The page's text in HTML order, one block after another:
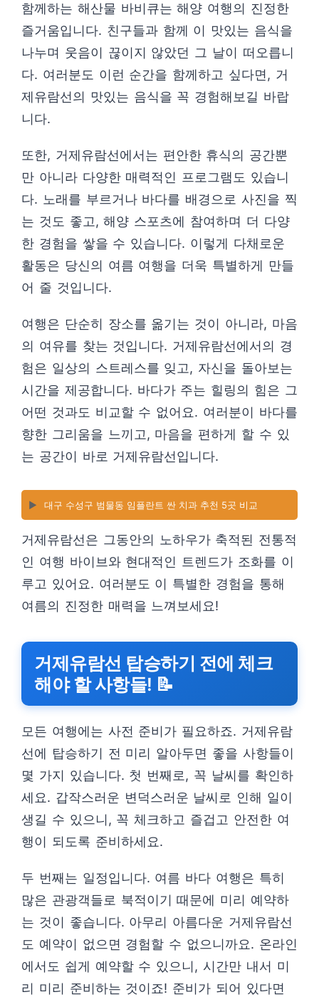
함께하는 해산물 바비큐는 해양 여행의 진정한
즐거움입니다. 친구들과 함께 이 맛있는 음식을
나누며 웃음이 끊이지 않았던 그 날이 떠오릅니
다. 여러분도 이런 순간을 함께하고 싶다면, 거
제유람선의 맛있는 음식을 꼭 경험해보길 바랍
니다.
또한, 거제유람선에서는 편안한 휴식의 공간뿐
만 아니라 다양한 매력적인 프로그램도 있습니
다. 노래를 부르거나 바다를 배경으로 사진을 찍
는 것도 좋고, 해양 스포츠에 참여하며 더 다양
한 경험을 쌓을 수 있습니다. 이렇게 다채로운
활동은 당신의 여름 여행을 더욱 특별하게 만들
어 줄 것입니다.
여행은 단순히 장소를 옮기는 것이 아니라, 마음
의 여유를 찾는 것입니다. 거제유람선에서의 경
험은 일상의 스트레스를 잊고, 자신을 돌아보는
시간을 제공합니다. 바다가 주는 힐링의 힘은 그
어떤 것과도 비교할 수 없어요. 여러분이 바다를
향한 그리움을 느끼고, 마음을 편하게 할 수 있
는 공간이 바로 거제유람선입니다.
▶️ 대구 수성구 범물동 임플란트 싼 치과 추천 5곳 비교
거제유람선은 그동안의 노하우가 축적된 전통적
인 여행 바이브와 현대적인 트렌드가 조화를 이
루고 있어요. 여러분도 이 특별한 경험을 통해
여름의 진정한 매력을 느껴보세요!
거제유람선 탑승하기 전에 체크
해야 할 사항들! 📝
모든 여행에는 사전 준비가 필요하죠. 거제유람
선에 탑승하기 전 미리 알아두면 좋을 사항들이
몇 가지 있습니다. 첫 번째로, 꼭 날씨를 확인하
세요. 갑작스러운 변덕스러운 날씨로 인해 일이
생길 수 있으니, 꼭 체크하고 즐겁고 안전한 여
행이 되도록 준비하세요.
두 번째는 일정입니다. 여름 바다 여행은 특히
많은 관광객들로 북적이기 때문에 미리 예약하
는 것이 좋습니다. 아무리 아름다운 거제유람선
도 예약이 없으면 경험할 수 없으니까요. 온라인
에서도 쉽게 예약할 수 있으니, 시간만 내서 미
리 미리 준비하는 것이죠! 준비가 되어 있다면